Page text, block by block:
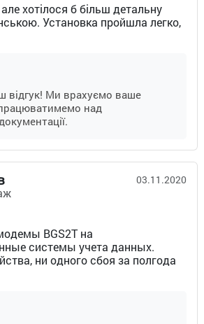
хотілося б більш детальну
Установка пройшла легко,
відгук! Ми врахуємо ваше
над
03.11.2020
BGS2T на
системы учета данных.
ни одного сбоя за полгода